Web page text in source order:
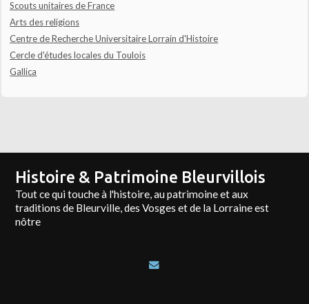
Scouts unitaires de France
Arts des religions
Centre de Recherche Universitaire Lorrain d'Histoire
Cercle d'études locales du Toulois
Gallica
Histoire & Patrimoine Bleurvillois
Tout ce qui touche à l'histoire, au patrimoine et aux
traditions de Bleurville, des Vosges et de la Lorraine est
nôtre